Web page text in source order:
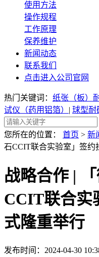
使用方法
操作规程
工作原理
保养维护
新闻动态
联系我们
点击进入公司官网
热门关键词： 纸张（板）
试仪（药用铝箔） | 球型耐
您所在的位置： 首页 > 新
石CCIT联合实验室」签约
战略合作 |
CCIT联合实
式隆重举行
发布时间：2024-04-30